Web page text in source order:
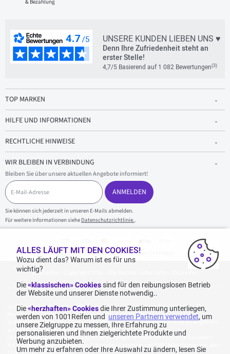
& Bezahlung
UNSERE KUNDEN LIEBEN UNS ♥
Denn Ihre Zufriedenheit steht an
erster Stelle!
4,7/5 Basierend auf 1 082 Bewertungen(3)
TOP MARKEN
HILFE UND INFORMATIONEN
RECHTLICHE HINWEISE
WIR BLEIBEN IN VERBINDUNG
Bleiben Sie über unsere aktuellen Angebote informiert!
E
-
M
a
i
l
ANMELDEN
Sie können sich jederzeit in unseren E-Mails abmelden.
Für weitere Informationen siehe Datenschutzrichtlinie..
100 % sicherer Einkauf und sichere Zahlungen
1001reifen - Copyright 2026 - Alle Rechte vorbehalten 1001reifen
Kostenlose Lieferung: für jeden Einkauf mit einem Betrag von 70€ oder mehr (inkl.
MwSt.) (unter 70€ betragen die Versandkosten 7,90€ inkl. MwSt.).
Katalogpreise des Herstellers sind nicht rabattierbar. Dies spiegelt nicht die allgemein
auf dieser Webseite angegebenen Preise wider.
Aggregierte Bewertungen von Echte Bewertungen, erhoben am 23.02.2026, basierend
auf 939 Bewertungen in den letzten 12 Monaten und insgesamt 1.082 Bewertungen seit dem
ALLES LÄUFT MIT DEN COOKIES!
Wozu dient das? Warum ist es für uns
wichtig?
Die«klassischen» Cookiessind für den reibungslosen Betrieb
der Website und unserer Dienste notwendig..
Die«herzhaften» Cookies die Ihrer Zustimmung unterliegen,
werden von 1001Reifen und unseren Partnern verwendet, um
unsere Zielgruppe zu messen, Ihre Erfahrung zu
personalisieren und Ihnen zielgerichtete Produkte und
Werbung anzubieten.
Um mehr zu erfahren oder Ihre Auswahl zu ändern, lesen Sie